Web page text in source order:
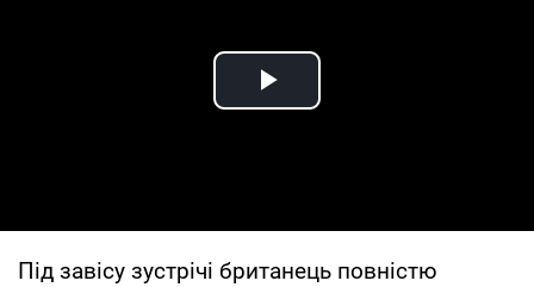
Play Video
Під завісу зустрічі британець повністю